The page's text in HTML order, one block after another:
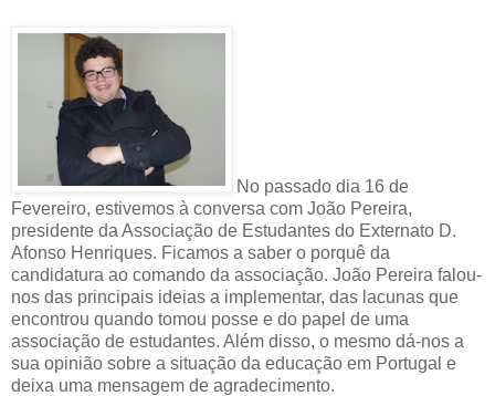
No passado dia 16 de
Fevereiro, estivemos à conversa com João Pereira,
presidente da Associação de Estudantes do Externato D.
Afonso Henriques. Ficamos a saber o porquê da
candidatura ao comando da associação. João Pereira falou-
nos das principais ideias a implementar, das lacunas que
encontrou quando tomou posse e do papel de uma
associação de estudantes. Além disso, o mesmo dá-nos a
sua opinião sobre a situação da educação em Portugal e
deixa uma mensagem de agradecimento.